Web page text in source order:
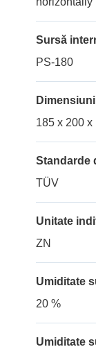
Sursă
PS-180
185 x 200 x
Standarde
TÜV
Unitate
ZN
Umiditate
20 %
Umiditate